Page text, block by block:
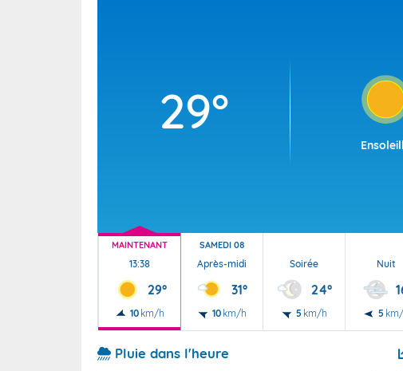
29°
MAINTENANT
13:38
29°
10 km/h
SAMEDI 08
Après-midi
31°
10 km/h
Soirée
24°
5 km/h
Nuit
5
Pluie dans l'heure